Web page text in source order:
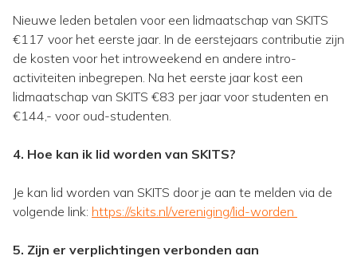
Nieuwe leden betalen voor een lidmaatschap van SKITS
€117 voor het eerste jaar. In de eerstejaars contributie zijn
de kosten voor het introweekend en andere intro-
activiteiten inbegrepen. Na het eerste jaar kost een
lidmaatschap van SKITS €83 per jaar voor studenten en
€144,- voor oud-studenten.
4. Hoe kan ik lid worden van SKITS?
Je kan lid worden van SKITS door je aan te melden via de
volgende link: https://skits.nl/vereniging/lid-worden
5. Zijn er verplichtingen verbonden aan